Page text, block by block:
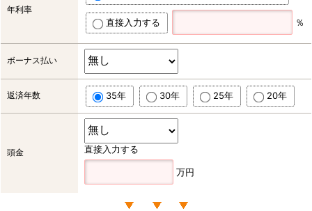
年利率
直接入力する ％
ボーナス払い
返済年数 35年 30年 25年 20年
頭金 直接入力する
万円